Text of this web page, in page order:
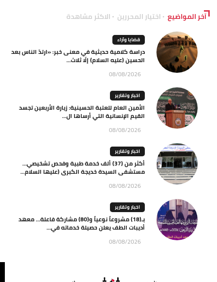
آخر المواضيع اختيار المحررين الاكثر مشاهدة
قضايا وآراء
دراسة كلامية حديثية في معنى خبر: «ارتدّ الناس بعد
الحسين (عليه السلام) إلّا ثلاث...
08/08/2026
اخبار وتقارير
الأمين العام للعتبة الحسينية: زيارة الأربعين تجسد
القيم الإنسانية التي أرساها ال...
08/08/2026
اخبار وتقارير
أكثر من (37) ألف خدمة طبية وفحص تشخيصي…
مستشفى السيدة خديجة الكبرى (عليها السلام...
08/08/2026
اخبار وتقارير
بـ(18) مشروعاً نوعياً و(80) مشاركة فاعلة… معهد
أديبات الطف يعلن حصيلة خدماته في...
08/08/2026